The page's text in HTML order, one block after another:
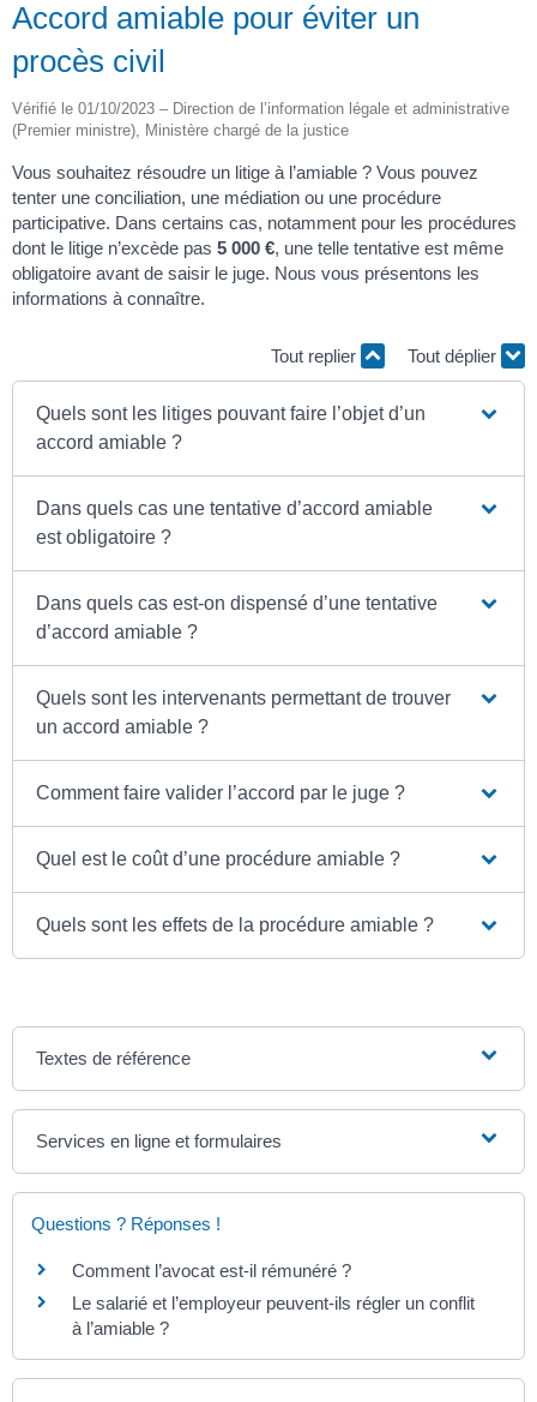
Accord amiable pour éviter un
procès civil
Vérifié le 01/10/2023 – Direction de l’information légale et administrative
(Premier ministre), Ministère chargé de la justice
Vous souhaitez résoudre un litige à l’amiable ? Vous pouvez
tenter une conciliation, une médiation ou une procédure
participative. Dans certains cas, notamment pour les procédures
dont le litige n’excède pas 5 000 €, une telle tentative est même
obligatoire avant de saisir le juge. Nous vous présentons les
informations à connaître.
Tout replier Tout déplier
Quels sont les litiges pouvant faire l’objet d’un
accord amiable ?
Dans quels cas une tentative d’accord amiable
est obligatoire ?
Dans quels cas est-on dispensé d’une tentative
d’accord amiable ?
Quels sont les intervenants permettant de trouver
un accord amiable ?
Comment faire valider l’accord par le juge ?
Quel est le coût d’une procédure amiable ?
Quels sont les effets de la procédure amiable ?
Textes de référence
Services en ligne et formulaires
Questions ? Réponses !
Comment l’avocat est-il rémunéré ?
Le salarié et l’employeur peuvent-ils régler un conflit
à l’amiable ?